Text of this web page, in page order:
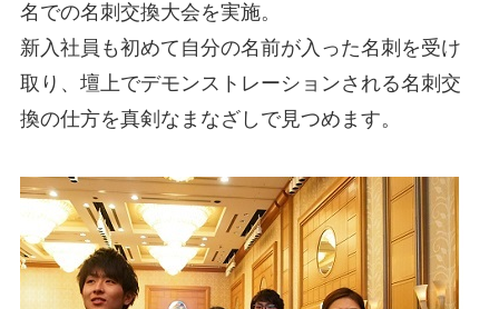
名での名刺交換大会を実施。
新入社員も初めて自分の名前が入った名刺を受け
取り、壇上でデモンストレーションされる名刺交
換の仕方を真剣なまなざしで見つめます。